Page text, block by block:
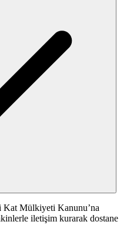
Kat Mülkiyeti Kanunu’na
iletişim kurarak dostane